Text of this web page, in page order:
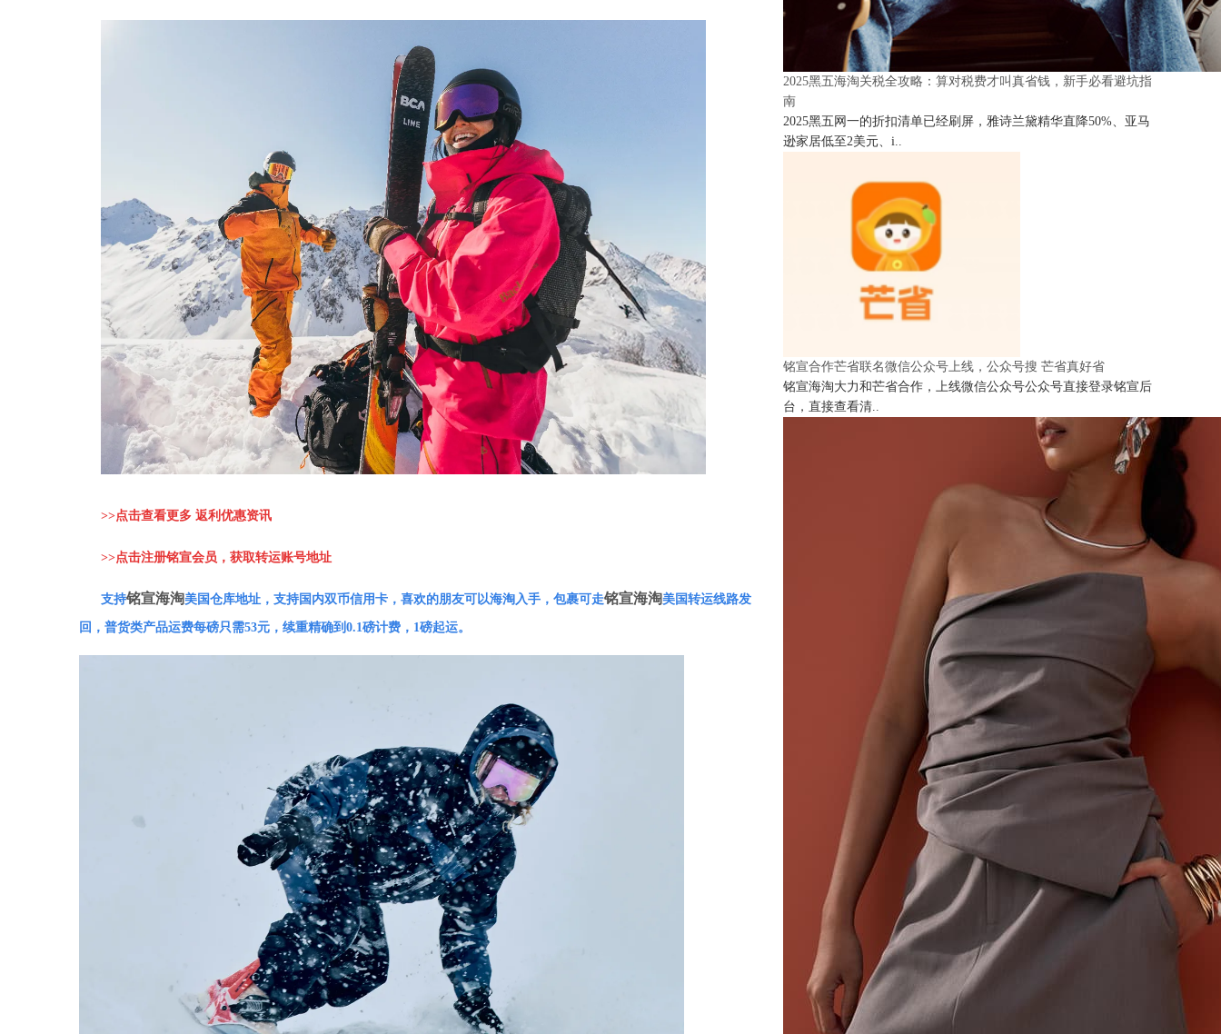
>>点击查看更多 返利优惠资讯
>>点击注册铭宣会员，获取转运账号地址
支持铭宣海淘美国仓库地址，支持国内双币信用卡，喜欢的朋友可以海淘入手，包裹可走铭宣海淘美国转运线路发
回，普货类产品运费每磅只需53元，续重精确到0.1磅计费，1磅起运。
2025黑五海淘关税全攻略：算对税费才叫真省钱，新手必看避坑指
南
2025黑五网一的折扣清单已经刷屏，雅诗兰黛精华直降50%、亚马
逊家居低至2美元、i..
铭宣合作芒省联名微信公众号上线，公众号搜 芒省真好省
铭宣海淘大力和芒省合作，上线微信公众号公众号直接登录铭宣后
台，直接查看清..